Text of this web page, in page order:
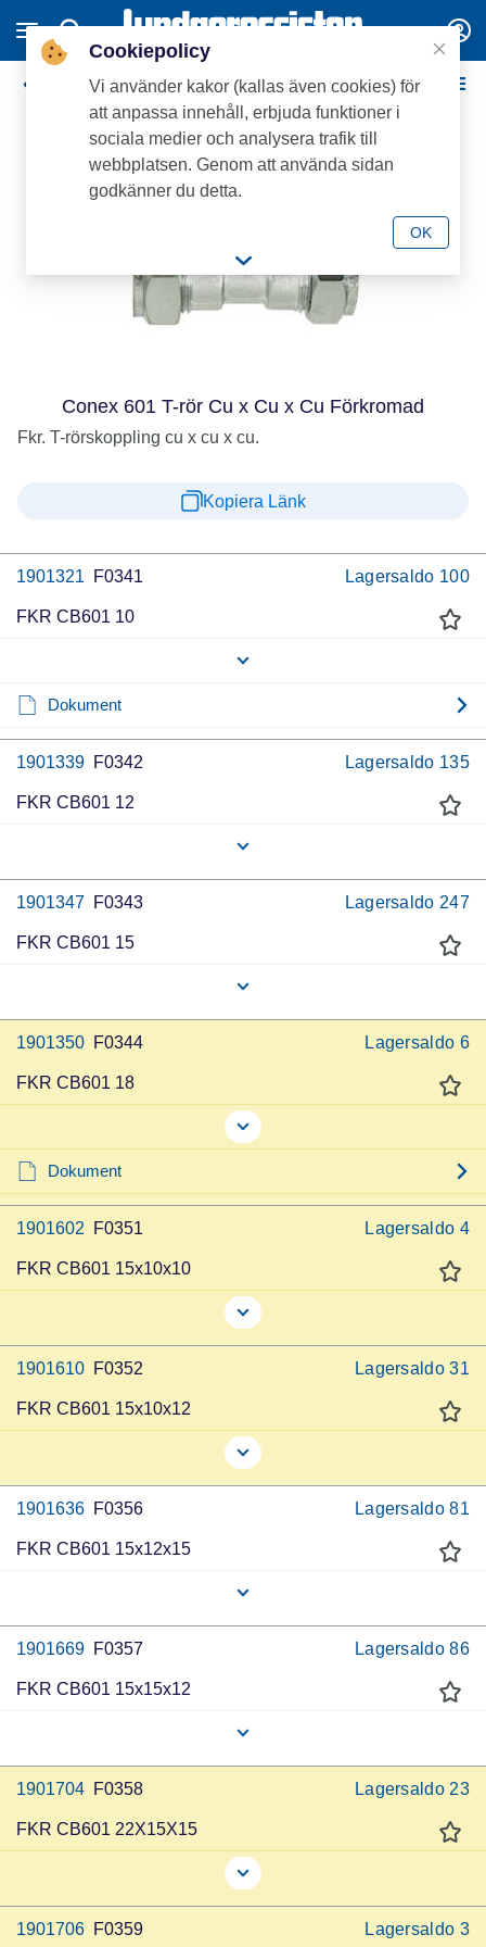
Conex Klämringskopplingar - Förkromade
Conex 601 T-rör Cu x Cu x Cu Förkromad
Fkr. T-rörskoppling cu x cu x cu.
Kopiera Länk
1901321 F0341 Lagersaldo 100
FKR CB601 10
Dokument
1901339 F0342 Lagersaldo 135
FKR CB601 12
1901347 F0343 Lagersaldo 247
FKR CB601 15
1901350 F0344 Lagersaldo 6
FKR CB601 18
Dokument
1901602 F0351 Lagersaldo 4
FKR CB601 15x10x10
1901610 F0352 Lagersaldo 31
FKR CB601 15x10x12
1901636 F0356 Lagersaldo 81
FKR CB601 15x12x15
1901669 F0357 Lagersaldo 86
FKR CB601 15x15x12
1901704 F0358 Lagersaldo 23
FKR CB601 22X15X15
1901706 F0359 Lagersaldo 3
Cookiepolicy
Vi använder kakor (kallas även cookies) för
att anpassa innehåll, erbjuda funktioner i
sociala medier och analysera trafik till
webbplatsen. Genom att använda sidan
godkänner du detta.
OK